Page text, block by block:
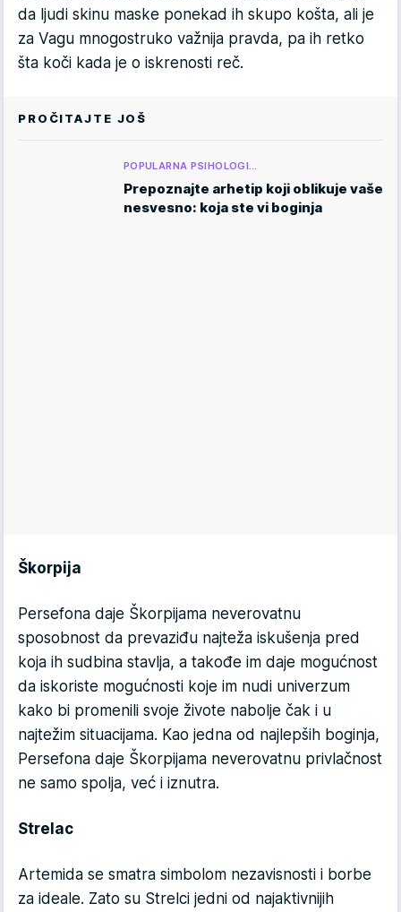
da ljudi skinu maske ponekad ih skupo košta, ali je
za Vagu mnogostruko važnija pravda, pa ih retko
šta koči kada je o iskrenosti reč.
PROČITAJTE JOŠ
POPULARNA PSIHOLOGI…
Prepoznajte arhetip koji oblikuje vaše
nesvesno: koja ste vi boginja
Škorpija
Persefona daje Škorpijama neverovatnu
sposobnost da prevaziđu najteža iskušenja pred
koja ih sudbina stavlja, a takođe im daje mogućnost
da iskoriste mogućnosti koje im nudi univerzum
kako bi promenili svoje živote nabolje čak i u
najtežim situacijama. Kao jedna od najlepših boginja,
Persefona daje Škorpijama neverovatnu privlačnost
ne samo spolja, već i iznutra.
Strelac
Artemida se smatra simbolom nezavisnosti i borbe
za ideale. Zato su Strelci jedni od najaktivnijih